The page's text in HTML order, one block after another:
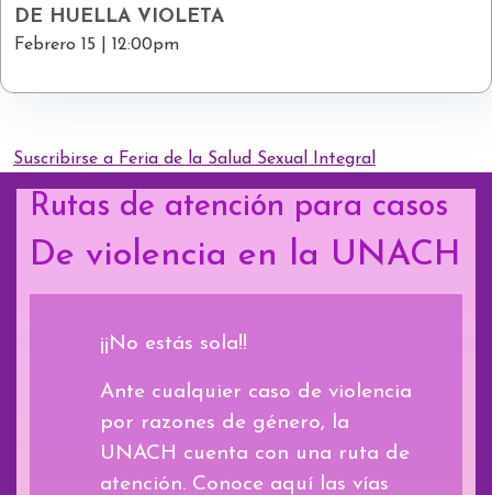
DE HUELLA VIOLETA
Febrero 15 | 12:00pm
Suscribirse a Feria de la Salud Sexual Integral
Rutas de atención para casos
De violencia en la UNACH
¡¡No estás sola!!
Ante cualquier caso de violencia
por razones de género, la
UNACH cuenta con una ruta de
atención. Conoce aquí las vías